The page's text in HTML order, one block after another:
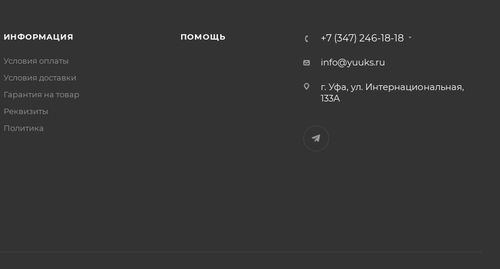
ИНФОРМАЦИЯ
Условия оплаты
Условия доставки
Гарантия на товар
Реквизиты
Политика
ПОМОЩЬ +7 (347) 246-18-18
info@yuuks.ru
г. Уфа, ул. Интернациональная,
133А